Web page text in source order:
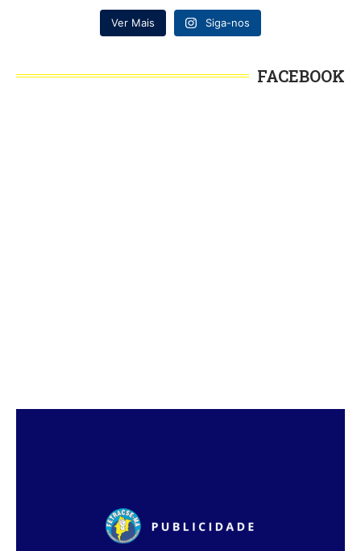
Ver Mais Siga-nos
FACEBOOK